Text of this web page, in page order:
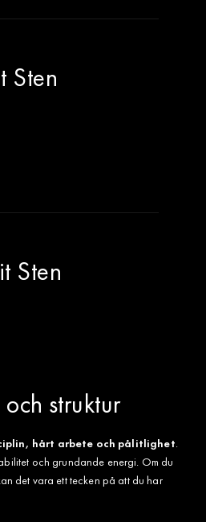
Sten
Sten
struktur
hårt arbete och pålitlighet.
och grundande energi. Om du
det vara ett tecken på att du har